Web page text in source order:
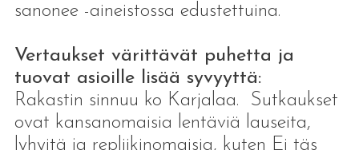
sanonee -aineistossa edustettuina.
Vertaukset värittävät puhetta ja
tuovat asioille lisää syvyyttä:
Rakastin sinnuu ko Karjalaa. Sutkaukset
ovat kansanomaisia lentäviä lauseita,
lyhyitä ja repliikinomaisia, kuten Ei täs